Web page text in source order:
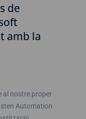
de
amb la
al nostre proper
Automation